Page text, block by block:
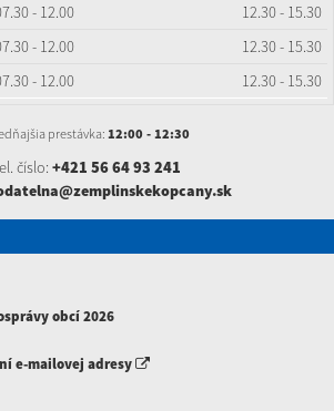
- 12.00
12.30 - 15.30
- 12.00
12.30 - 15.30
- 12.00 12.30 - 15.30
prestávka:12:00 - 12:30
číslo: +421 56 64 93 241
obcí 2026
e-mailovej adresy